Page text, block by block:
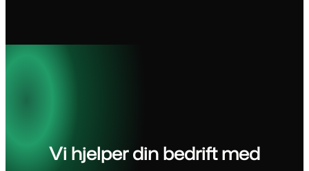
Vi hjelper din bedrift med